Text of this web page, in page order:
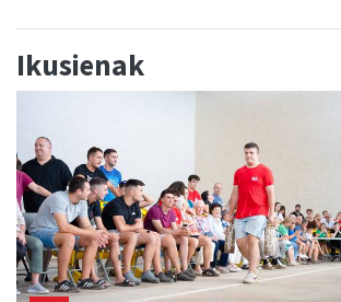
Ikusienak